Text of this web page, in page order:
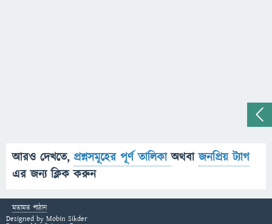
আরও দেখতে, প্রশ্নসমূহের পূর্ণ তালিকাঅথবাজনপ্রিয় ট্যাগ
এর জন্য ক্লিক করুন
মতামত পাঠান
Designed by Mobin Sikder